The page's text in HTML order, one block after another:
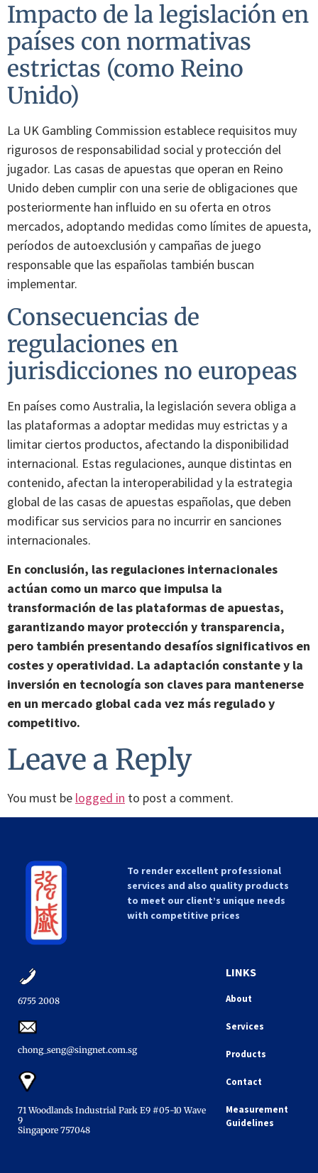
Impacto de la legislación en
países con normativas
estrictas (como Reino
Unido)
La UK Gambling Commission establece requisitos muy
rigurosos de responsabilidad social y protección del
jugador. Las casas de apuestas que operan en Reino
Unido deben cumplir con una serie de obligaciones que
posteriormente han influido en su oferta en otros
mercados, adoptando medidas como límites de apuesta,
períodos de autoexclusión y campañas de juego
responsable que las españolas también buscan
implementar.
Consecuencias de
regulaciones en
jurisdicciones no europeas
En países como Australia, la legislación severa obliga a
las plataformas a adoptar medidas muy estrictas y a
limitar ciertos productos, afectando la disponibilidad
internacional. Estas regulaciones, aunque distintas en
contenido, afectan la interoperabilidad y la estrategia
global de las casas de apuestas españolas, que deben
modificar sus servicios para no incurrir en sanciones
internacionales.
En conclusión, las regulaciones internacionales
actúan como un marco que impulsa la
transformación de las plataformas de apuestas,
garantizando mayor protección y transparencia,
pero también presentando desafíos significativos en
costes y operatividad. La adaptación constante y la
inversión en tecnología son claves para mantenerse
en un mercado global cada vez más regulado y
competitivo.
Leave a Reply
You must be logged in to post a comment.
To render excellent professional
services and also quality products
to meet our client’s unique needs
with competitive prices
6755 2008​
chong_seng@singnet.com.sg​
71 Woodlands Industrial Park E9 #05-10 Wave
9
Singapore 757048​
LINKS
About
Services
Products
Contact
Measurement
Guidelines